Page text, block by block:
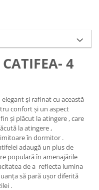
4
și rafinat cu această
confort și un aspect
și plăcut la atingere , care
la atingere ,
în dormitor .
adaugă un plus de
populară în amenajările
de a reflecta lumina
să pară ușor diferită
.